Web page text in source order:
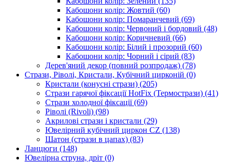
Кабошони колір: Жовтий (60)
Кабошони колір: Помаранчевий (69)
Кабошони колір: Червоний і бордовий (48)
Кабошони колір: Коричневий (66)
Кабошони колір: Білий і прозорий (60)
Кабошони колір: Чорний і сірий (83)
Дерев'яний декор (повний розпродаж) (78)
Стрази, Ріволі, Кристали, Кубічний цирконій (0)
Кристали (конусні стрази) (205)
Стрази гарячої фіксації HotFix (Термострази) (41)
Стрази холодної фіксації(69)
Ріволі (Rivoli) (98)
Акрилові стрази і кристали (29)
Ювелірний кубічний циркон CZ (138)
Шатон (стрази в цапах) (83)
Ланцюги (148)
Ювелірна струна, дріт (0)